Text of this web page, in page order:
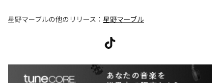
星野マーブルの他のリリース： 星野マーブル